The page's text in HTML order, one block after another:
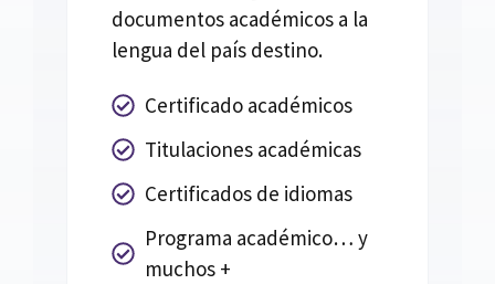
documentos académicos a la
lengua del país destino.
Certificado académicos
Titulaciones académicas
Certificados de idiomas
Programa académico… y
muchos +